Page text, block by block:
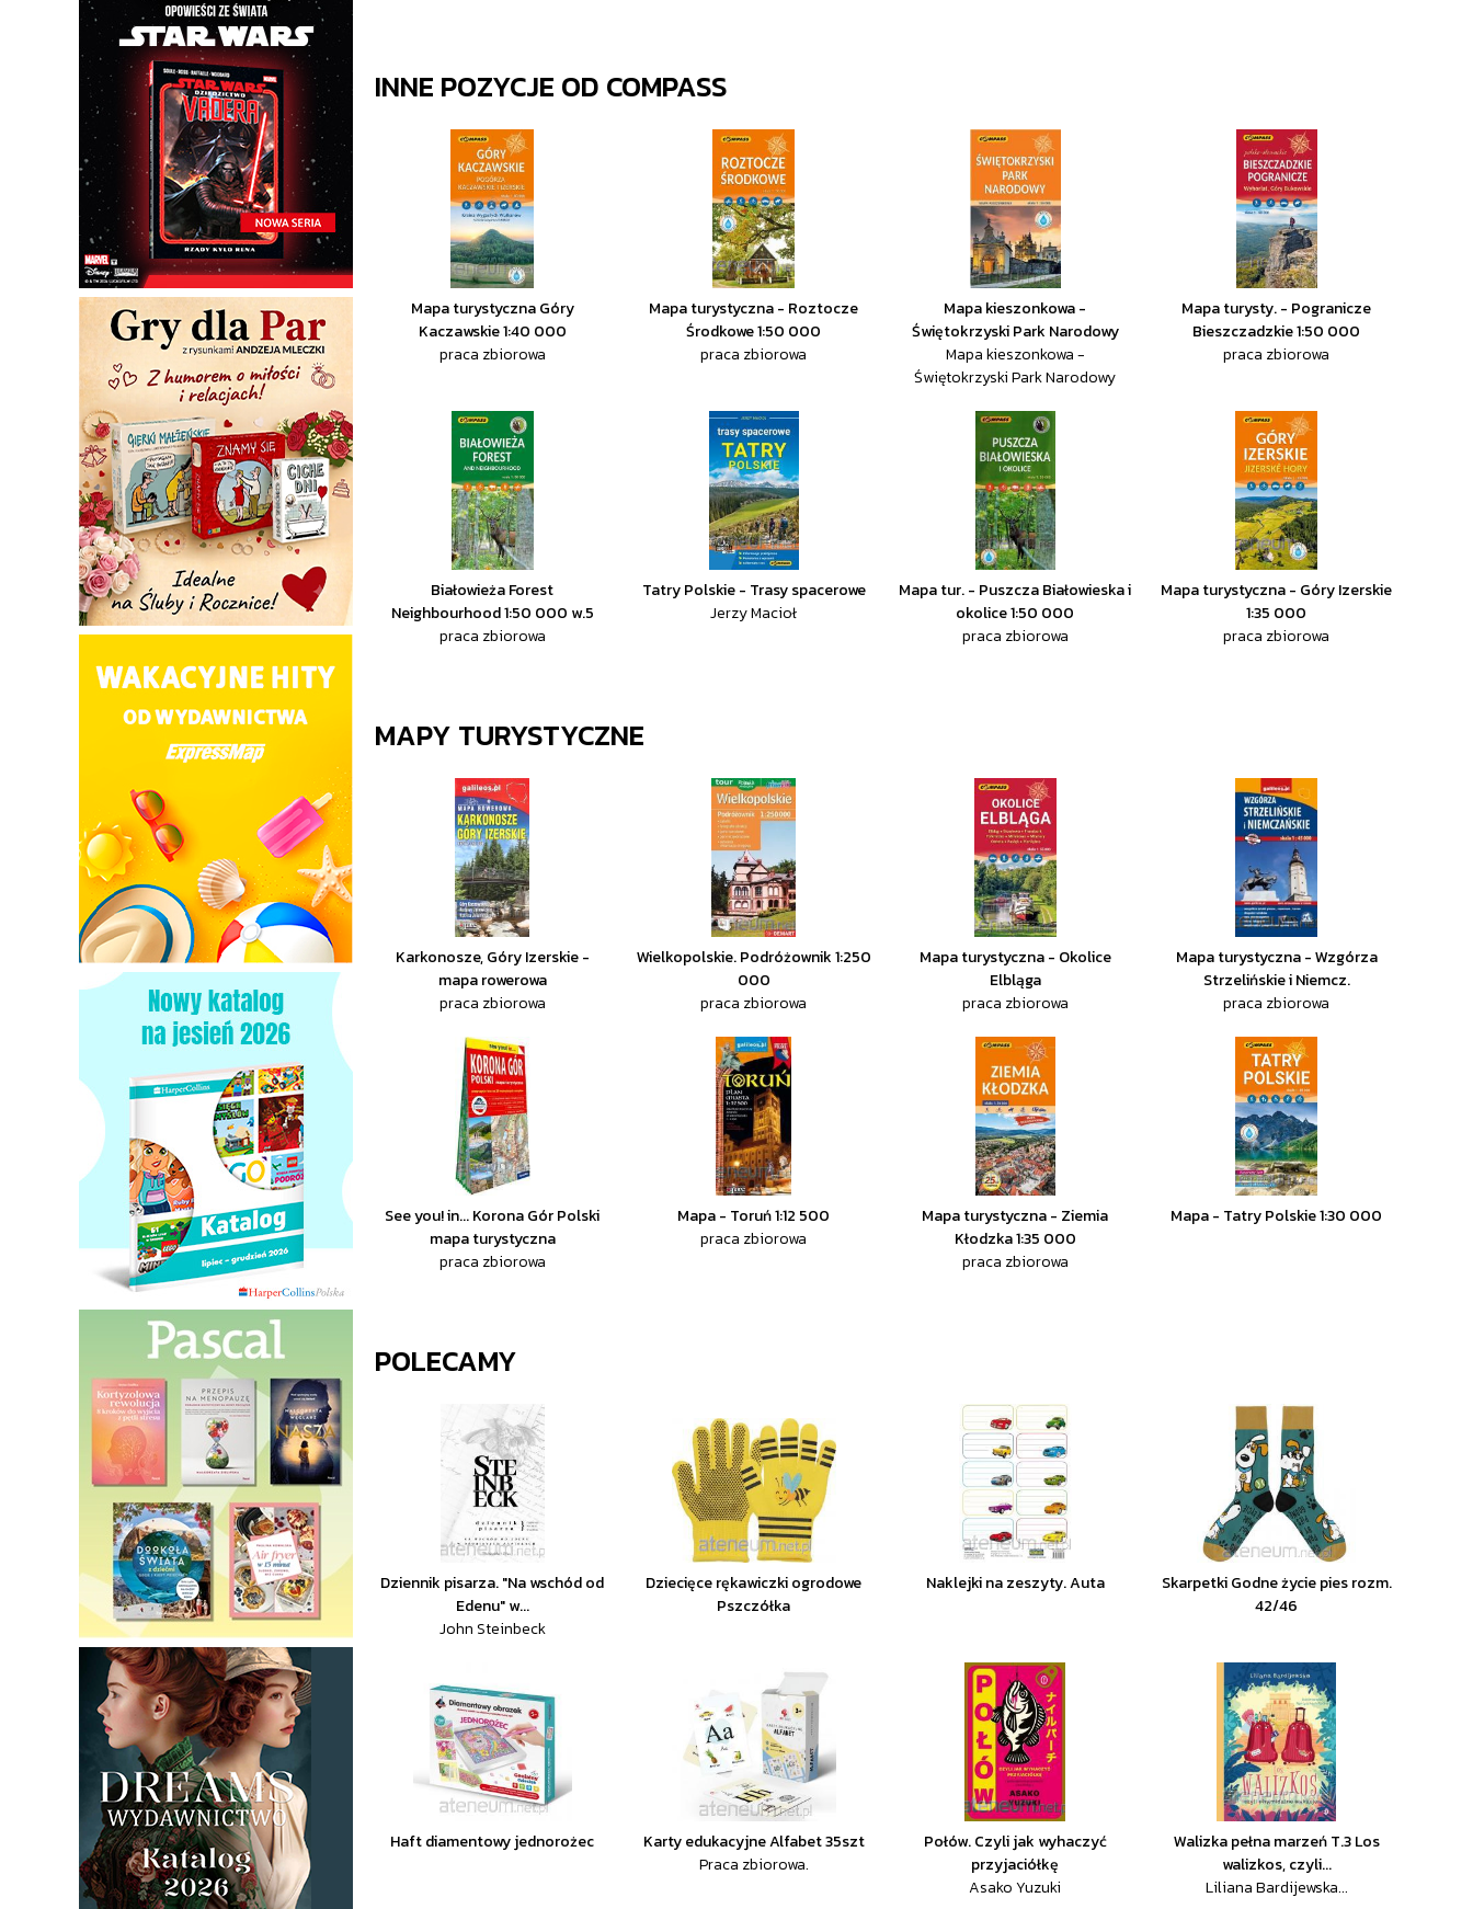
INNE POZYCJE OD COMPASS
Mapa turystyczna Góry
Kaczawskie 1:40 000
praca zbiorowa
Mapa turystyczna - Roztocze
Środkowe 1:50 000
praca zbiorowa
Mapa kieszonkowa -
Świętokrzyski Park Narodowy
Mapa kieszonkowa -
Świętokrzyski Park Narodowy
Mapa turysty. - Pogranicze
Bieszczadzkie 1:50 000
praca zbiorowa
Białowieża Forest
Neighbourhood 1:50 000 w.5
praca zbiorowa
Tatry Polskie - Trasy spacerowe
Jerzy Macioł
Mapa tur. - Puszcza Białowieska i
okolice 1:50 000
praca zbiorowa
Mapa turystyczna - Góry Izerskie
1:35 000
praca zbiorowa
MAPY TURYSTYCZNE
Karkonosze, Góry Izerskie -
mapa rowerowa
praca zbiorowa
Wielkopolskie. Podróżownik 1:250
000
praca zbiorowa
Mapa turystyczna - Okolice
Elbląga
praca zbiorowa
Mapa turystyczna - Wzgórza
Strzelińskie i Niemcz.
praca zbiorowa
See you! in... Korona Gór Polski
mapa turystyczna
praca zbiorowa
Mapa - Toruń 1:12 500
praca zbiorowa
Mapa turystyczna - Ziemia
Kłodzka 1:35 000
praca zbiorowa
Mapa - Tatry Polskie 1:30 000
POLECAMY
Dziennik pisarza. "Na wschód od
Edenu" w...
John Steinbeck
Dziecięce rękawiczki ogrodowe
Pszczółka
Naklejki na zeszyty. Auta
Skarpetki Godne życie pies rozm.
42/46
Haft diamentowy jednorożec
Karty edukacyjne Alfabet 35szt
Praca zbiorowa.
Połów. Czyli jak wyhaczyć
przyjaciółkę
Asako Yuzuki
Walizka pełna marzeń T.3 Los
walizkos, czyli...
Liliana Bardijewska...